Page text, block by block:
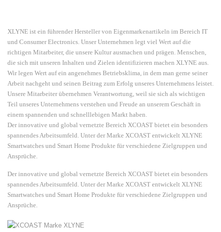
XLYNE ist ein führender Hersteller von Eigenmarkenartikeln im Bereich IT
und Consumer Electronics. Unser Unternehmen legt viel Wert auf die
richtigen Mitarbeiter, die unsere Kultur ausmachen und prägen. Menschen,
die sich mit unseren Inhalten und Zielen identifizieren machen XLYNE aus.
Wir legen Wert auf ein angenehmes Betriebsklima, in dem man gerne seiner
Arbeit nachgeht und seinen Beitrag zum Erfolg unseres Unternehmens leistet.
Unsere Mitarbeiter übernehmen Verantwortung, weil sie sich als wichtigen
Teil unseres Unternehmens verstehen und Freude an unserem Geschäft in
einem spannenden und schnelllebigen Markt haben.
Der innovative und global vernetzte Bereich XCOAST bietet ein besonders
spannendes Arbeitsumfeld. Unter der Marke XCOAST entwickelt XLYNE
Smartwatches und Smart Home Produkte für verschiedene Zielgruppen und
Ansprüche.
Der innovative und global vernetzte Bereich XCOAST bietet ein besonders
spannendes Arbeitsumfeld. Unter der Marke XCOAST entwickelt XLYNE
Smartwatches und Smart Home Produkte für verschiedene Zielgruppen und
Ansprüche.